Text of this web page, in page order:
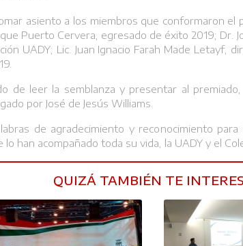
asiento a los miembros que conformaron
Puerto Cervera, egresado de éxito 2019; Dr.
UADY; Lic. Juan Ignacio Farah Made Letayf,
de leer la semblanza y presentar al
por José de Jesús Williams.
de agradecimiento y reconocimiento
han acompañado toda su vida, la UADY y el
QUIZÁ TAMBIÉN TE